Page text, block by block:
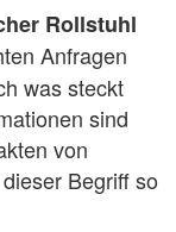
Rollstuhl
Anfragen
was steckt
sind
von
Begriff so